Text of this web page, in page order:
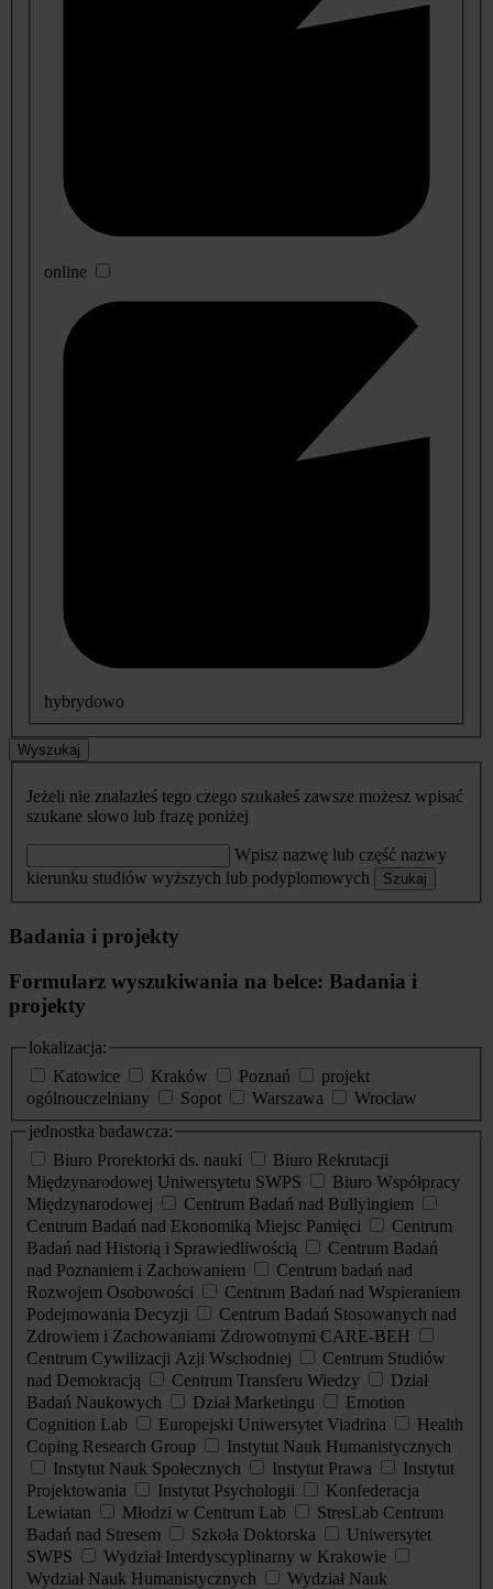
online
hybrydowo
Wyszukaj
Jeżeli nie znalazłeś tego czego szukałeś zawsze możesz wpisać
szukane słowo lub frazę poniżej
Wpisz nazwę lub część nazwy
kierunku studiów wyższych lub podyplomowych
Szukaj
Badania i projekty
Formularz wyszukiwania na belce: Badania i
projekty
lokalizacja:
Katowice
Kraków Poznań
projekt
ogólnouczelniany
Sopot Warszawa
Wrocław
jednostka badawcza:
Biuro Prorektorki ds. nauki
Biuro Rekrutacji
Międzynarodowej Uniwersytetu SWPS
Biuro Współpracy
Międzynarodowej
Centrum Badań nad Bullyingiem
Centrum Badań nad Ekonomiką Miejsc Pamięci
Centrum
Badań nad Historią i Sprawiedliwością
Centrum Badań
nad Poznaniem i Zachowaniem
Centrum badań nad
Rozwojem Osobowości
Centrum Badań nad Wspieraniem
Podejmowania Decyzji
Centrum Badań Stosowanych nad
Zdrowiem i Zachowaniami Zdrowotnymi CARE-BEH
Centrum Cywilizacji Azji Wschodniej
Centrum Studiów
nad Demokracją
Centrum Transferu Wiedzy
Dział
Badań Naukowych
Dział Marketingu
Emotion
Cognition Lab
Europejski Uniwersytet Viadrina
Health
Coping Research Group
Instytut Nauk Humanistycznych
Instytut Nauk Społecznych
Instytut Prawa
Instytut
Projektowania
Instytut Psychologii
Konfederacja
Lewiatan
Młodzi w Centrum Lab
StresLab Centrum
Badań nad Stresem
Szkoła Doktorska
Uniwersytet
SWPS
Wydział Interdyscyplinarny w Krakowie
Wydział Nauk Humanistycznych
Wydział Nauk